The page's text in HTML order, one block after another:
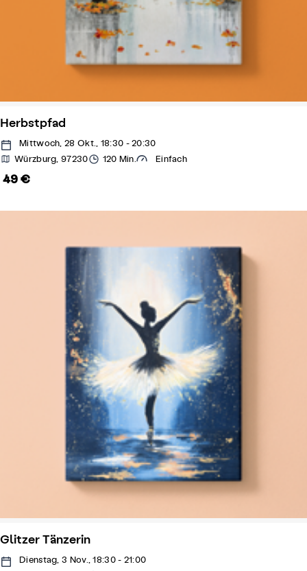
Herbstpfad
Mittwoch, 28 Okt., 18:30 - 20:30
Würzburg, 97230
120 Min. Einfach
49 €
Glitzer Tänzerin
Dienstag, 3 Nov., 18:30 - 21:00